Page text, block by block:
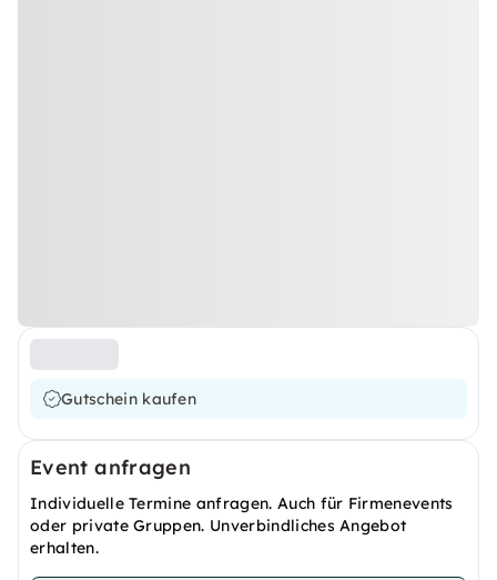
Gutschein kaufen
Event anfragen
Individuelle Termine anfragen. Auch für Firmenevents
oder private Gruppen. Unverbindliches Angebot
erhalten.